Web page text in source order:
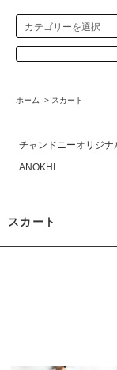
ホーム > スカート
チャンドニーオリジナ
ANOKHI
スカート